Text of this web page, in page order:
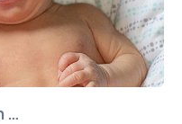
…